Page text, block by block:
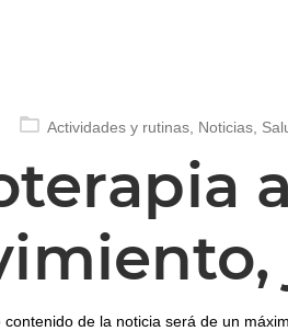
Actividades y rutinas Noticias
contenido de la noticia será de un